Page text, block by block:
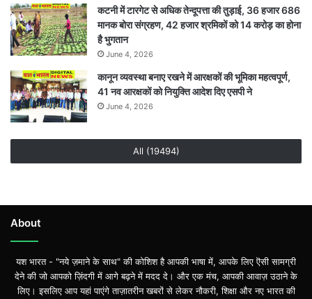
कटनी में टारगेट से अधिक तेन्दूपत्ता की तुड़ाई, 36 हजार 686
मानक बोरा संग्रहण, 42 हजार श्रमिकों को 14 करोड़ का होना
है भुगतान
June 4, 2026
कानून व्यवस्था बनाए रखने में आरक्षकों की भूमिका महत्वपूर्ण,
41 नव आरक्षकों को नियुक्ति आदेश दिए एसपी ने
June 4, 2026
All (19494)
About
यश भारत - "नये ज़माने के साथ" की कोशिश है आपकी भाषा में, आपके लिए ऎसी सामग्री
देने की जो आपको ज़िंदगी में आगे बढ़ने में मदद दे। और एक मंच, आपकी आवाज़ उठाने के
लिए। इसलिए आप यहां पाएंगे ताज़ातरीन खबरों से लेकर नौकरी, शिक्षा और नए भारत की